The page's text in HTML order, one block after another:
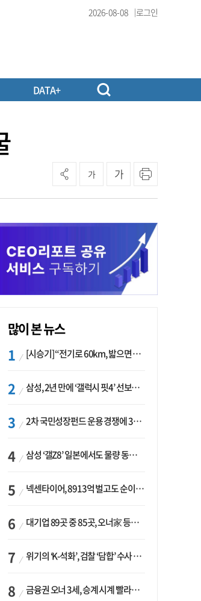
2026-08-08 로그인
DATA+
가 가
많이 본 뉴스
[시승기] “전기로 60km, 밟으면 462마력”…볼보 XC60 T8의 두 얼굴
삼성, 2년 만에 ‘갤럭시 핏4’ 선보이나…웨어러블 생태계 확장 ‘시동’
2차 국민성장펀드 운용 경쟁에 33개사 몰렸다…신한·하나 등 새 얼굴 대거 합류
삼성 ‘갤Z8’ 일본에서도 물량 동났다…애플 참전 앞두고 선두 수성 ‘시험대’
넥센타이어, 8913억 벌고도 순이익 2억…유럽 세부담에 이익 증발
대기업 89곳 중 85곳, 오너家 등기임원 겸직…BS 46곳·SM 45곳 ‘족벌경영’ 고착화
위기의 ‘K-석화’, 검찰 ‘담합’ 수사 착수…“LG·한화·롯데 등 7개 업체, 8개 제품 가격 담합”
금융권 오너 3세, 승계 시계 빨라지나…한국투자 ‘속도’·미래에셋·메리츠는 ‘거리두기’